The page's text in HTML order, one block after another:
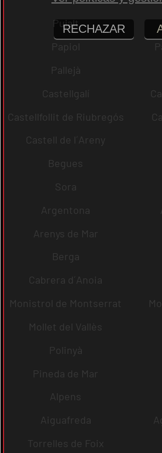
Pujalt
Papiol
Pallejà
Castellgalí
Castellfollit de Riubregós
Castell de l´Areny
Begues
Sora
Argentona
Arenys de Mar
Berga
Cabrera d´Anoia
Monistrol de Montserrat
Mollet del Vallès
Polinyà
Pineda de Mar
Alpens
Aiguafreda
Torrelles de Foix
RECHAZAR